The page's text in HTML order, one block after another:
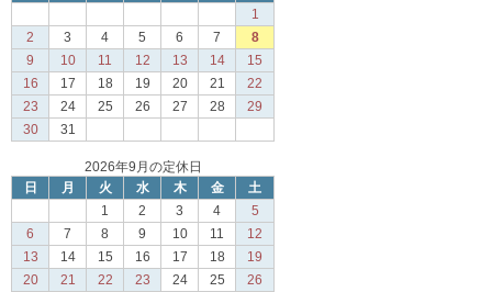
1
2
3 4 5 6 7
8
9
10 11 12 13 14
15
16
17 18 19 20 21
22
23
24 25 26 27 28
29
30
31
2026年9月の定休日
日
月 火 水 木 金
土
1
2 3 4
5
6
7 8 9 10 11
12
13
14 15 16 17 18
19
20
21 22 23 24 25
26